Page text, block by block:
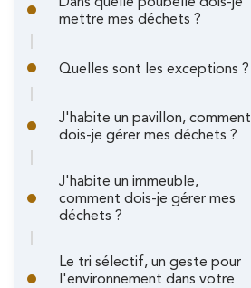
A
mettre mes déchets ?
Quelles sont les exceptions ?
J'habite un pavillon, comment
dois-je gérer mes déchets ?
J'habite un immeuble,
comment dois-je gérer mes
déchets ?
Le tri sélectif, un geste pour
l'environnement dans votre